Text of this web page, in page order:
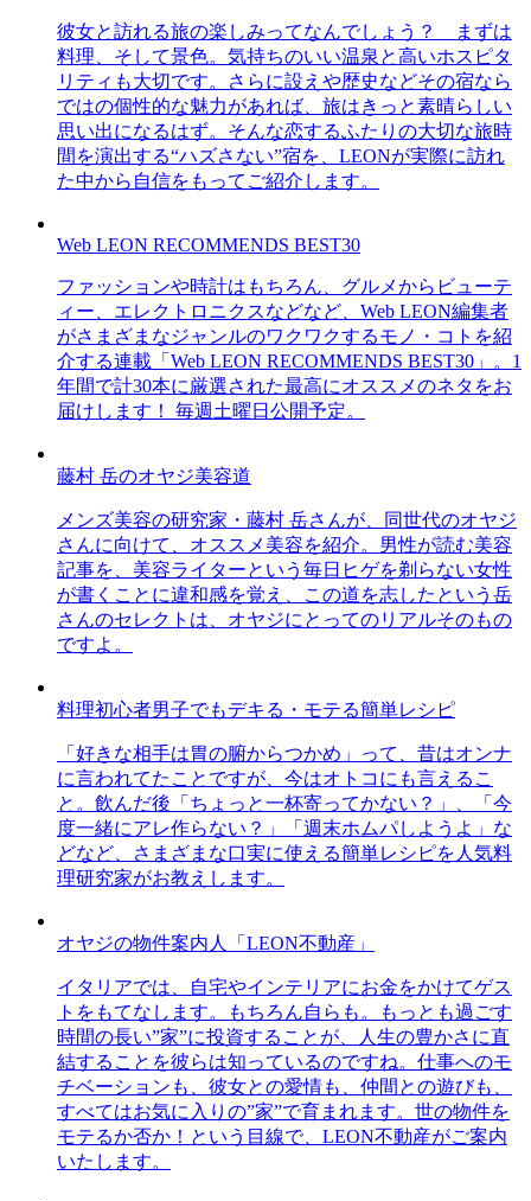
彼女と訪れる旅の楽しみってなんでしょう？ まずは
料理、そして景色。気持ちのいい温泉と高いホスピタ
リティも大切です。さらに設えや歴史などその宿なら
ではの個性的な魅力があれば、旅はきっと素晴らしい
思い出になるはず。そんな恋するふたりの大切な旅時
間を演出する“ハズさない”宿を、LEONが実際に訪れ
た中から自信をもってご紹介します。
Web LEON RECOMMENDS BEST30
ファッションや時計はもちろん、グルメからビューテ
ィー、エレクトロニクスなどなど、Web LEON編集者
がさまざまなジャンルのワクワクするモノ・コトを紹
介する連載「Web LEON RECOMMENDS BEST30」。1
年間で計30本に厳選された最高にオススメのネタをお
届けします！ 毎週土曜日公開予定。
藤村 岳のオヤジ美容道
メンズ美容の研究家・藤村 岳さんが、同世代のオヤジ
さんに向けて、オススメ美容を紹介。男性が読む美容
記事を、美容ライターという毎日ヒゲを剃らない女性
が書くことに違和感を覚え、この道を志したという岳
さんのセレクトは、オヤジにとってのリアルそのもの
ですよ。
料理初心者男子でもデキる・モテる簡単レシピ
「好きな相手は胃の腑からつかめ」って、昔はオンナ
に言われてたことですが、今はオトコにも言えるこ
と。飲んだ後「ちょっと一杯寄ってかない？」、「今
度一緒にアレ作らない？」「週末ホムパしようよ」な
どなど、さまざまな口実に使える簡単レシピを人気料
理研究家がお教えします。
オヤジの物件案内人「LEON不動産」
イタリアでは、自宅やインテリアにお金をかけてゲス
トをもてなします。もちろん自らも。もっとも過ごす
時間の長い”家”に投資することが、人生の豊かさに直
結することを彼らは知っているのですね。仕事へのモ
チベーションも、彼女との愛情も、仲間との遊びも、
すべてはお気に入りの”家”で育まれます。世の物件を
モテるか否か！という目線で、LEON不動産がご案内
いたします。